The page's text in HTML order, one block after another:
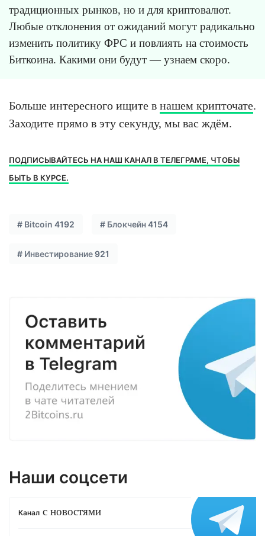
традиционных рынков, но и для криптовалют.
Любые отклонения от ожиданий могут радикально
изменить политику ФРС и повлиять на стоимость
Биткоина. Какими они будут — узнаем скоро.
Больше интересного ищите в нашем крипточате.
Заходите прямо в эту секунду, мы вас ждём.
ПОДПИСЫВАЙТЕСЬ НА НАШ КАНАЛ В ТЕЛЕГРАМЕ, ЧТОБЫ
БЫТЬ В КУРСЕ.
# Bitcoin 4192 # Блокчейн4154
# Инвестирование921
Наши соцсети
Канал с новостями